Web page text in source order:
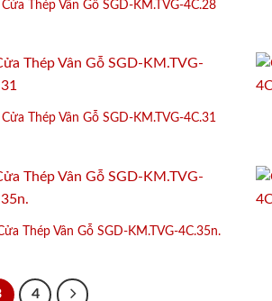
Cửa Thép Vân Gỗ SGD-KM.TVG-4C.28
Cửa Thép Vân Gỗ SGD-KM.TVG-4C.31
Thép Vân Gỗ SGD-KM.TVG-4C.35n.
4